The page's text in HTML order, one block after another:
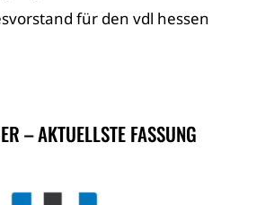
für den vdl hessen
– AKTUELLSTE FASSUNG